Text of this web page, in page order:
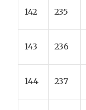
142 235
143 236
144 237